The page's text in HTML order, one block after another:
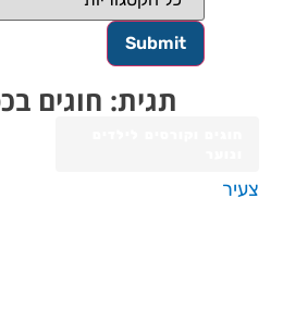
תגית: חוגים